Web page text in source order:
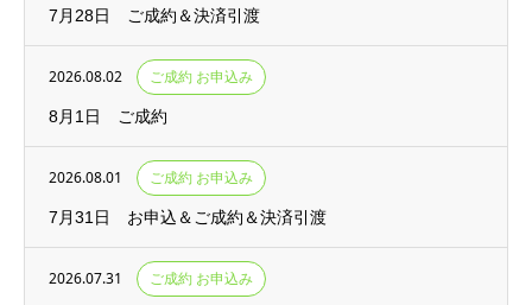
7月28日 ご成約＆決済引渡
2026.08.02 ご成約 お申込み
8月1日 ご成約
2026.08.01 ご成約 お申込み
7月31日 お申込＆ご成約＆決済引渡
2026.07.31 ご成約 お申込み